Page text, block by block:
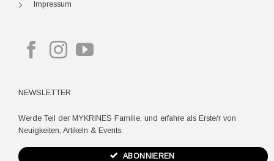
Impressum
NEWSLETTER
Werde Teil der MYKRINES Familie, und erfahre als Erste/r von
Neuigkeiten, Artikeln & Events.
ABONNIEREN